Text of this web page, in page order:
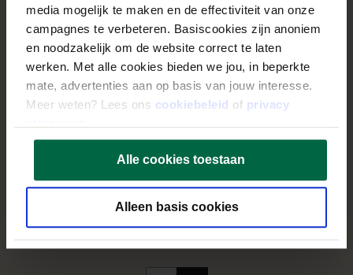
media mogelijk te maken en de effectiviteit van onze
campagnes te verbeteren. Basiscookies zijn anoniem
en noodzakelijk om de website correct te laten
werken. Met alle cookies bieden we jou, in beperkte
mate, advertenties aan op basis van jouw interesse.
Meer weten? Lees ons cookiebeleid of privacy
Alle cookies toestaan
Alleen basis cookies
Flexibel aantal uur
Regionaal
Bekijk vacature
Vluchtelingenopvang
Regionaal
Bekijk vacature